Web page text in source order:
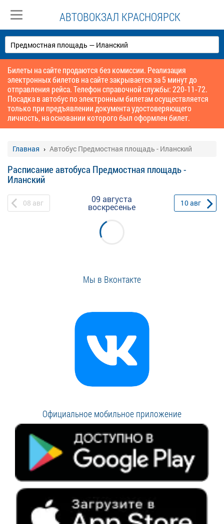
АВТОВОКЗАЛ КРАСНОЯРСК
Билеты на сайте продаются без комиссии. Реализация
электронных билетов на сайте закрывается за 5 минут до
отправления рейса. Телефон справочной службы: 220-11-72.
Посадка в автобус по электронным билетам осуществляется
только при предъявлении документа удостоверяющего
личность, на основании которого был оформлен билет.
Главная Автобус Предмостная площадь - Иланский
Расписание автобуса Предмостная площадь -
Иланский
08 авг 09 августа
воскресенье 10авг
Мы в Вконтакте
Официальное мобильное приложение